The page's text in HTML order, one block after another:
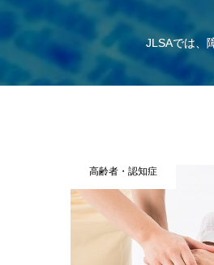
JLSAでは、
高齢者・認知症